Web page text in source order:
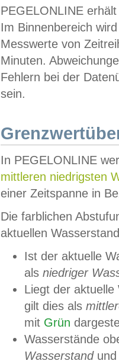
PEGELONLINE
Im Binnenbereich
Messwerte von
Minuten.
Fehlern bei der
sein.
In PEGELONLINE
mittleren niedrigsten
einer Zeitspanne in
Die farblichen
aktuellen
Ist der aktuelle
als niedriger
Liegt der
gilt dies als
mit Grün
Wasserstände
Wasserstandund